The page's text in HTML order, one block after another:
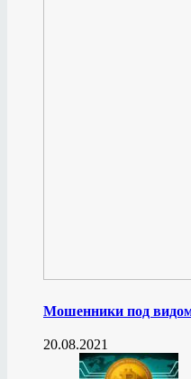
Мошенники под видом
20.08.2021